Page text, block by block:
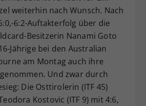
weiterhin nach Wunsch. Nach
6:2-Auftakterfolg über die
Besitzerin Nanami Goto
Jährige bei den Australian
am Montag auch ihre
Und zwar durch
Die Osttirolerin (ITF 45)
Kostovic (ITF 9) mit 4:6,
Wert speichert Ihre Consent-
Unter anderem eine
generierte ID, für die
historische Speicherung Ihrer
vorgenommen Einstellungen, falls der
Betreiber dies eingestellt